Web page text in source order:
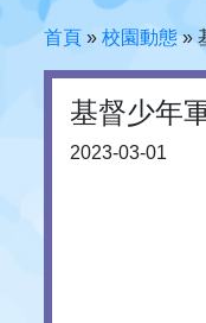
首頁 » 校園動態»
基督少年
2023-03-01